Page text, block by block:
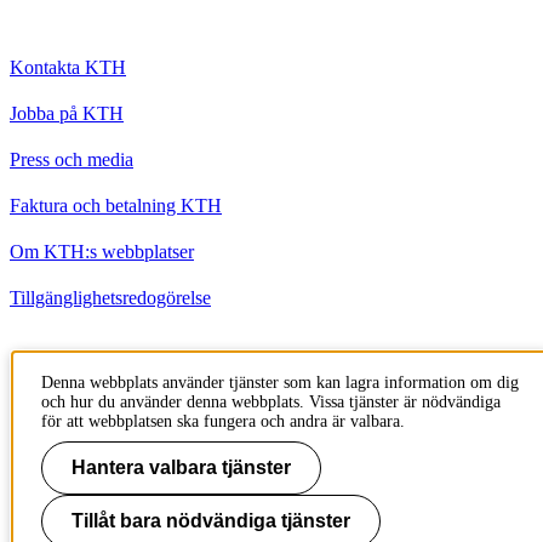
Kontakta KTH
Jobba på KTH
Press och media
Faktura och betalning KTH
Om KTH:s webbplatser
Tillgänglighetsredogörelse
Till sidans topp
Denna webbplats använder tjänster som kan lagra information om dig
och hur du använder denna webbplats. Vissa tjänster är nödvändiga
för att webbplatsen ska fungera och andra är valbara.
Hantera valbara tjänster
Tillåt bara nödvändiga tjänster